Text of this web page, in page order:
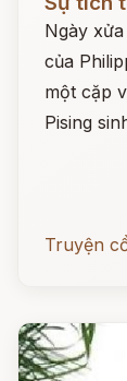
Ngày
của
một cặp
Pising
Truyện